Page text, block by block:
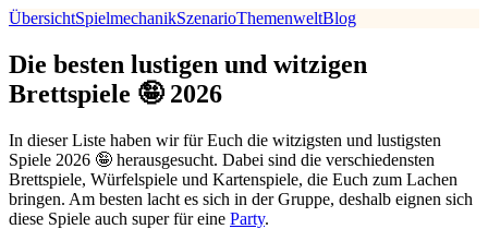
ÜbersichtSpielmechanikSzenarioThemenweltBlog
Die besten lustigen und witzigen
Brettspiele 🤪 2026
In dieser Liste haben wir für Euch die witzigsten und lustigsten
Spiele 2026 🤪 herausgesucht. Dabei sind die verschiedensten
Brettspiele, Würfelspiele und Kartenspiele, die Euch zum Lachen
bringen. Am besten lacht es sich in der Gruppe, deshalb eignen sich
diese Spiele auch super für eine Party.